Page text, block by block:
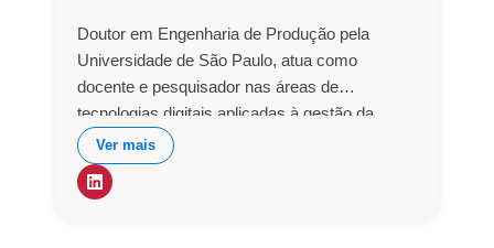
Doutor em Engenharia de Produção pela
Universidade de São Paulo, atua como
docente e pesquisador nas áreas de
tecnologias digitais aplicadas à gestão da
cadeia de suprimentos, redes colaborativas e
gestão do conhecimento. É autor de
publicações científicas e projetos específicos à
Ver mais